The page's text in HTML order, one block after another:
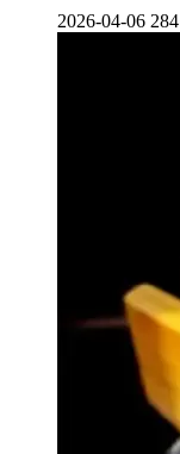
2026-04-06 284